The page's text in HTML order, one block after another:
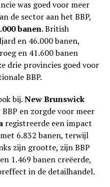
was goed voor meer
de sector aan het BBP,
banen. British
en 46.000 banen,
en 41.600 banen
drie provincies goed voor
BBP.
bij.New Brunswick
en zorgde voor meer
registreerde een impact
6.832 banen, terwijl
zijn grootte, zijn BBP
1.469 banen creëerde,
in de detailhandel.